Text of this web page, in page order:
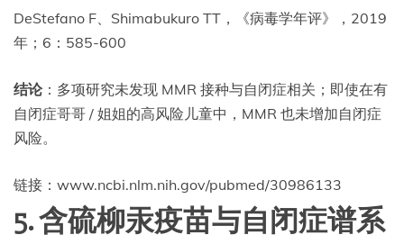
DeStefano F、Shimabukuro TT，《病毒学年评》，2019
年；6：585-600
结论：多项研究未发现 MMR 接种与自闭症相关；即使在有
自闭症哥哥 / 姐姐的高风险儿童中，MMR 也未增加自闭症
风险。
链接：www.ncbi.nlm.nih.gov/pubmed/30986133
5. 含硫柳汞疫苗与自闭症谱系